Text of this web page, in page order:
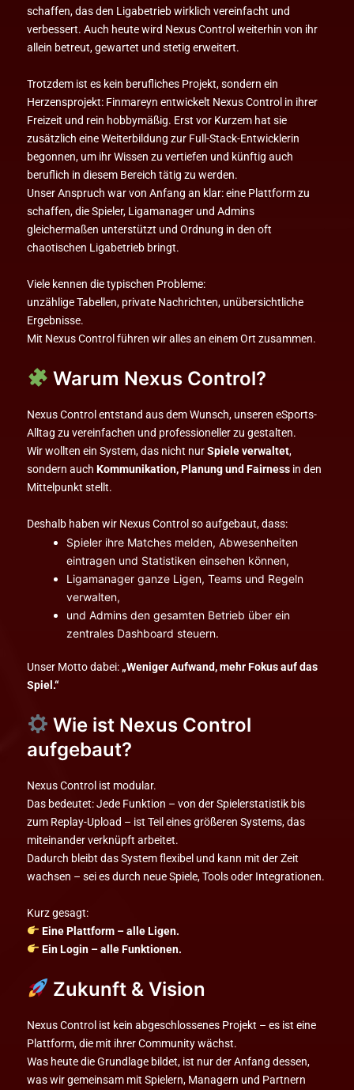
schaffen, das den Ligabetrieb wirklich vereinfacht und
verbessert. Auch heute wird Nexus Control weiterhin von ihr
allein betreut, gewartet und stetig erweitert.
Trotzdem ist es kein berufliches Projekt, sondern ein
Herzensprojekt: Finmareyn entwickelt Nexus Control in ihrer
Freizeit und rein hobbymäßig. Erst vor Kurzem hat sie
zusätzlich eine Weiterbildung zur Full-Stack-Entwicklerin
begonnen, um ihr Wissen zu vertiefen und künftig auch
beruflich in diesem Bereich tätig zu werden.
Unser Anspruch war von Anfang an klar: eine Plattform zu
schaffen, die Spieler, Ligamanager und Admins
gleichermaßen unterstützt und Ordnung in den oft
chaotischen Ligabetrieb bringt.
Viele kennen die typischen Probleme:
unzählige Tabellen, private Nachrichten, unübersichtliche
Ergebnisse.
Mit Nexus Control führen wir alles an einem Ort zusammen.
Warum Nexus Control?
Nexus Control entstand aus dem Wunsch, unseren eSports-
Alltag zu vereinfachen und professioneller zu gestalten.
Wir wollten ein System, das nicht nurSpiele verwaltet,
sondern auch Kommunikation, Planung und Fairness in den
Mittelpunkt stellt.
Deshalb haben wir Nexus Control so aufgebaut, dass:
Spieler ihre Matches melden, Abwesenheiten
eintragen und Statistiken einsehen können,
Ligamanager ganze Ligen, Teams und Regeln
verwalten,
und Admins den gesamten Betrieb über ein
zentrales Dashboard steuern.
Unser Motto dabei: „Weniger Aufwand, mehr Fokus auf das
Spiel.“
Wie ist Nexus Control
aufgebaut?
Nexus Control ist modular.
Das bedeutet: Jede Funktion – von der Spielerstatistik bis
zum Replay-Upload – ist Teil eines größeren Systems, das
miteinander verknüpft arbeitet.
Dadurch bleibt das System flexibel und kann mit der Zeit
wachsen – sei es durch neue Spiele, Tools oder Integrationen.
Kurz gesagt:
Eine Plattform – alle Ligen.
Ein Login – alle Funktionen.
Zukunft & Vision
Nexus Control ist kein abgeschlossenes Projekt – es ist eine
Plattform, die mit ihrer Community wächst.
Was heute die Grundlage bildet, ist nur der Anfang dessen,
was wir gemeinsam mit Spielern, Managern und Partnern